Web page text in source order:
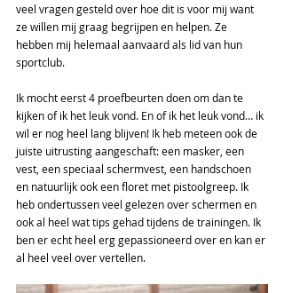
veel vragen gesteld over hoe dit is voor mij want
ze willen mij graag begrijpen en helpen. Ze
hebben mij helemaal aanvaard als lid van hun
sportclub.
Ik mocht eerst 4 proefbeurten doen om dan te
kijken of ik het leuk vond. En of ik het leuk vond… ik
wil er nog heel lang blijven! Ik heb meteen ook de
juiste uitrusting aangeschaft: een masker, een
vest, een speciaal schermvest, een handschoen
en natuurlijk ook een floret met pistoolgreep. Ik
heb ondertussen veel gelezen over schermen en
ook al heel wat tips gehad tijdens de trainingen. Ik
ben er echt heel erg gepassioneerd over en kan er
al heel veel over vertellen.